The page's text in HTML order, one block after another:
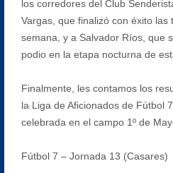
los corredores del Club
Vargas, que finalizó con éxito las
semana, y a Salvador Ríos, que
podio en la etapa nocturna de
Finalmente, les contamos los
la Liga de Aficionados de Fútbol
celebrada en el campo 1º de
Fútbol 7 – Jornada 13 (Casares)